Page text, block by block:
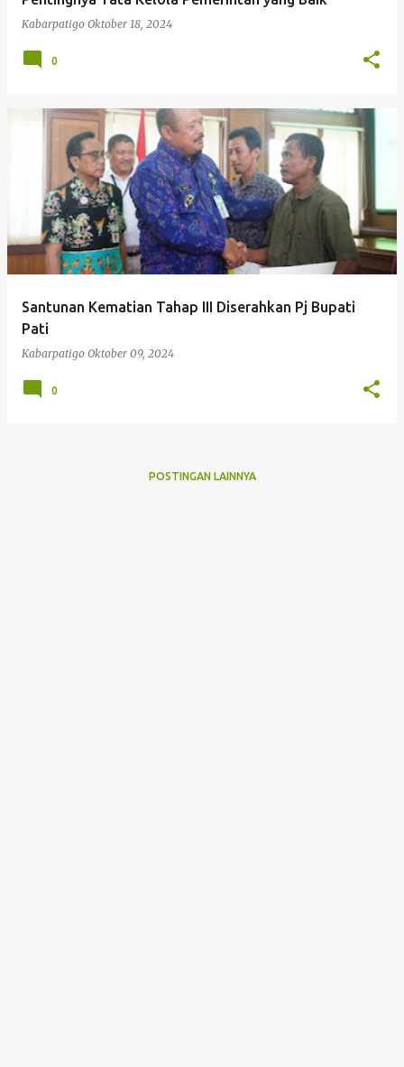
Kabarpatigo Oktober 18, 2024
0
Santunan Kematian Tahap III Diserahkan Pj Bupati
Pati
Kabarpatigo Oktober 09, 2024
0
POSTINGAN LAINNYA